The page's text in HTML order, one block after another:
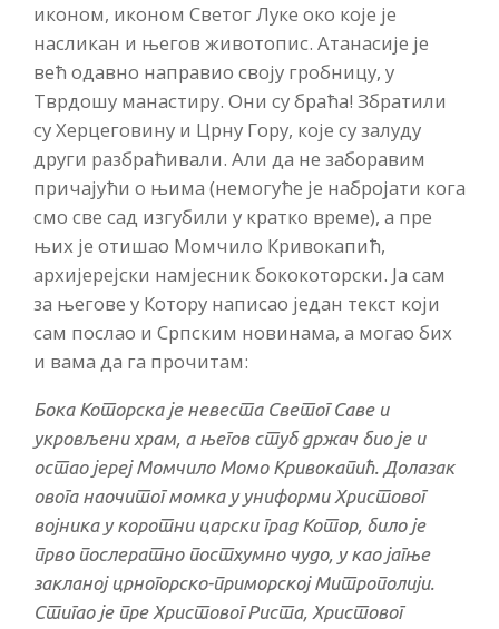
иконом, иконом Светог Луке око које је
насликан и његов животопис. Атанасије је
већ одавно направио своју гробницу, у
Тврдошу манастиру. Они су браћа! Збратили
су Херцеговину и Црну Гору, које су залуду
други разбраћивали. Али да не заборавим
причајући о њима (немогуће је набројати кога
смо све сад изгубили у кратко време), а пре
њих је отишао Момчило Кривокапић,
архијерејски намјесник бококоторски. Ја сам
за његове у Котору написао један текст који
сам послао и Српским новинама, а могао бих
и вама да га прочитам:
Бока Которска је невеста Светог Саве и
укровљени храм, а његов стуб држач био је и
остао јереј Момчило Момо Кривокапић. Долазак
овога наочитог момка у униформи Христовог
војника у коротни царски град Котор, било је
прво послератно постхумно чудо, у као јагње
закланој црногорско-приморској Митрополији.
Стигао је пре Христовог Риста, Христовог